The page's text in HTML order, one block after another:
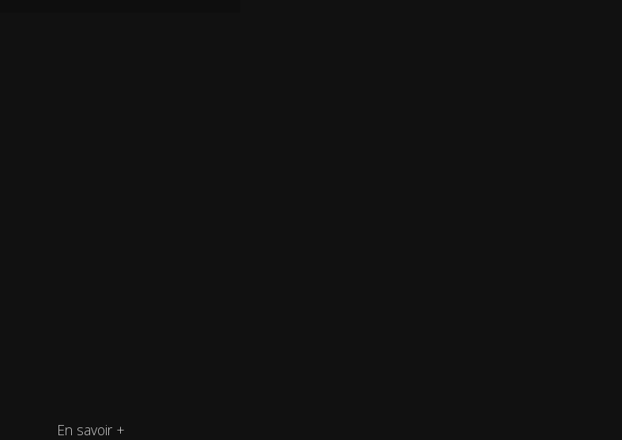
En savoir +